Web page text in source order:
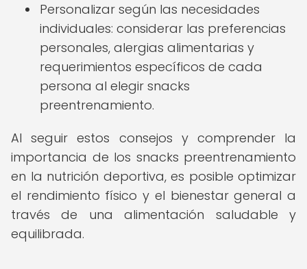
Personalizar según las necesidades
individuales: considerar las preferencias
personales, alergias alimentarias y
requerimientos específicos de cada
persona al elegir snacks
preentrenamiento.
Al seguir estos consejos y comprender la
importancia de los snacks preentrenamiento
en la nutrición deportiva, es posible optimizar
el rendimiento físico y el bienestar general a
través de una alimentación saludable y
equilibrada.